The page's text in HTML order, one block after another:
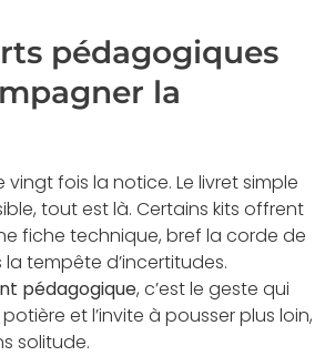
pédagogiques
la
vingt fois la notice. Le livret simple
tout est là. Certains kits offrent
fiche technique, bref la corde de
tempête d’incertitudes.
pédagogique, c’est le geste qui
et l’invite à pousser plus loin,
solitude.